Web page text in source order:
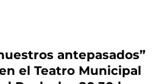
antepasados”
el Teatro Municipal